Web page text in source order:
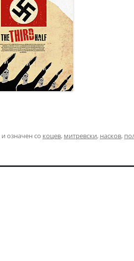
и означен со коцев, митревски, насков,